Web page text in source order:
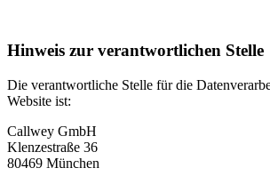
Hinweis zur verantwortlichen Stelle
Die verantwortliche Stelle für die
Website ist:
Callwey GmbH
Klenzestraße 36
80469 München